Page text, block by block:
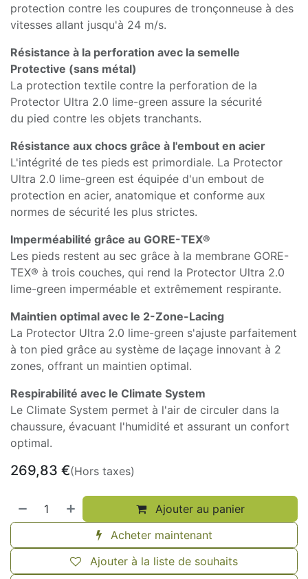
protection contre les coupures de tronçonneuse à des
vitesses allant jusqu'à 24 m/s.
Résistance à la perforation avec la semelle
Protective (sans métal)
La protection textile contre la perforation de la
Protector Ultra 2.0 lime-green assure la sécurité
du pied contre les objets tranchants.
Résistance aux chocs grâce à l'embout en acier
L'intégrité de tes pieds est primordiale. La Protector
Ultra 2.0 lime-green est équipée d'un embout de
protection en acier, anatomique et conforme aux
normes de sécurité les plus strictes.
Imperméabilité grâce au GORE-TEX®
Les pieds restent au sec grâce à la membrane GORE-
TEX® à trois couches, qui rend la Protector Ultra 2.0
lime-green imperméable et extrêmement respirante.
Maintien optimal avec le 2-Zone-Lacing
La Protector Ultra 2.0 lime-green s'ajuste parfaitement
à ton pied grâce au système de laçage innovant à 2
zones, offrant un maintien optimal.
Respirabilité avec le Climate System
Le Climate System permet à l'air de circuler dans la
chaussure, évacuant l'humidité et assurant un confort
optimal.
269,83 €(Hors taxes)
Ajouter au panier
Acheter maintenant
Ajouter à la liste de souhaits